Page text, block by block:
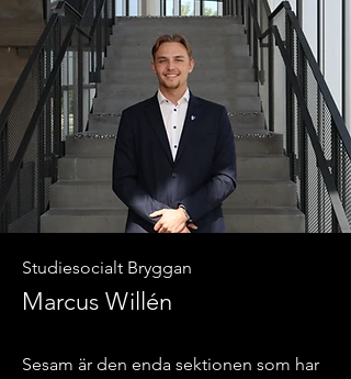
Studiesocialt Bryggan
Marcus Willén
Sesam är den enda sektionen som har